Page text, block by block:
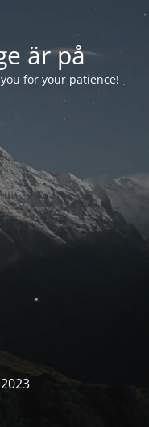
är på
for your patience!